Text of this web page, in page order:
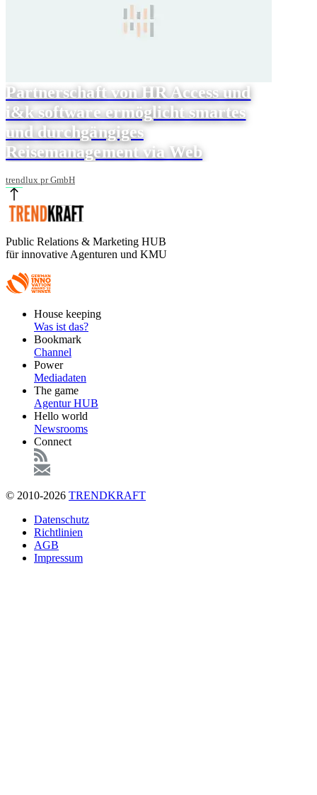
Partnerschaft von HR Access und
i&k software ermöglicht smartes
und durchgängiges
Reisemanagement via Web
trendlux pr GmbH
Public Relations & Marketing HUB
für innovative Agenturen und KMU
FooterHouse keeping
Was ist das?
Bookmark
Channel
Power
Mediadaten
The game
Agentur HUB
Hello world
Newsrooms
Connect
© 2010-2026 TRENDKRAFT
FußzeileDatenschutz
Richtlinien
AGB
Impressum